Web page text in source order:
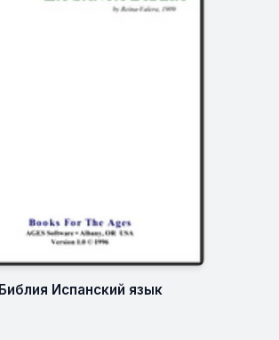
Библия Испанский язык